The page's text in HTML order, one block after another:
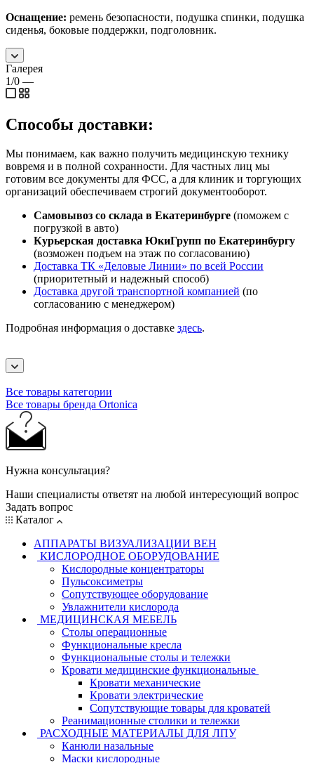
Оснащение: ремень безопасности, подушка спинки, подушка
сиденья, боковые поддержки, подголовник.
Галерея
1/0 —
Способы доставки:
Мы понимаем, как важно получить медицинскую технику
вовремя и в полной сохранности. Для частных лиц мы
готовим все документы для ФСС, а для клиник и торгующих
организаций обеспечиваем строгий документооборот.
Самовывоз со склада в Екатеринбурге (поможем с
погрузкой в авто)
Курьерская доставка ЮкиГрупп по Екатеринбургу
(возможен подъем на этаж по согласованию)
Доставка ТК «Деловые Линии» по всей России
(приоритетный и надежный способ)
Доставка другой транспортной компанией (по
согласованию с менеджером)
Подробная информация о доставке здесь.
Все товары категории
Все товары бренда Ortonica
Нужна консультация?
Наши специалисты ответят на любой интересующий вопрос
Задать вопрос
Каталог
АППАРАТЫ ВИЗУАЛИЗАЦИИ ВЕН
КИСЛОРОДНОЕ ОБОРУДОВАНИЕ
Кислородные концентраторы
Пульсоксиметры
Сопутствующее оборудование
Увлажнители кислорода
МЕДИЦИНСКАЯ МЕБЕЛЬ
Столы операционные
Функциональные кресла
Функциональные столы и тележки
Кровати медицинские функциональные
Кровати механические
Кровати электрические
Сопутствующие товары для кроватей
Реанимационные столики и тележки
РАСХОДНЫЕ МАТЕРИАЛЫ ДЛЯ ЛПУ
Канюли назальные
Маски кислородные